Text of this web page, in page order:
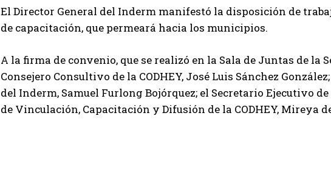
El Director General del Inderm manifestó la disposición de
de capacitación, que permeará hacia los municipios.
A la firma de convenio, que se realizó en la Sala de Juntas de la
Consejero Consultivo de la CODHEY, José Luis Sánchez
del Inderm, Samuel Furlong Bojórquez; el Secretario Ejecutivo
de Vinculación, Capacitación y Difusión de la CODHEY, Mireya